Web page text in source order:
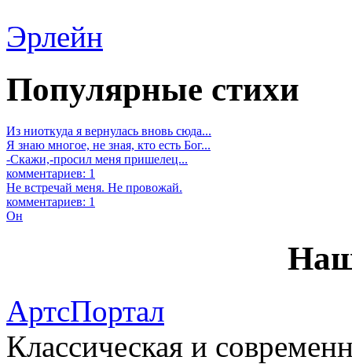
Эрлейн
Популярные стихи
Из ниоткуда я вернулась вновь сюда...
Я знаю многое, не зная, кто есть Бог...
-Скажи,-просил меня пришелец...
комментариев: 1
Не встречай меня. Не провожай.
комментариев: 1
Он
АртсПортал
Классическая и